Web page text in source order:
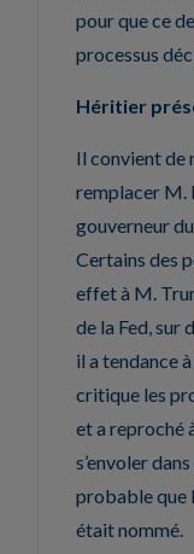
pour que ce
processus
Héritier
Il convient de
remplacer M.
gouverneur
Certains des
effet à M.
de la Fed, sur
il a tendance
critique les
et a reproché
s’envoler
probable que
était nommé.